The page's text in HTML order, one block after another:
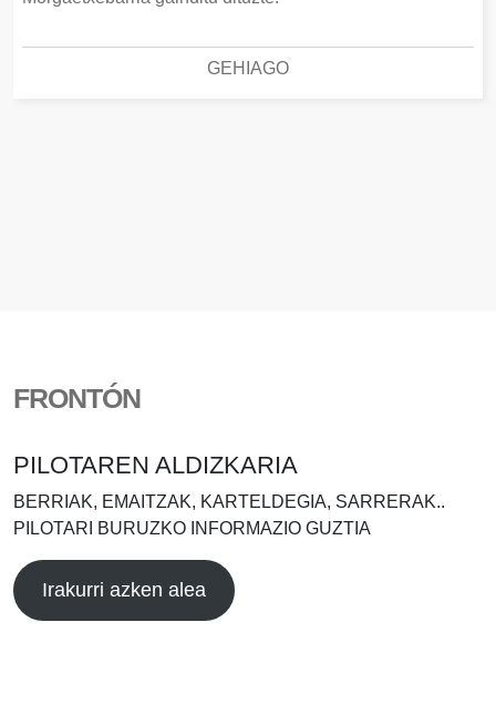
GEHIAGO
FRONTÓN
PILOTAREN ALDIZKARIA
BERRIAK, EMAITZAK, KARTELDEGIA, SARRERAK..
PILOTARI BURUZKO INFORMAZIO GUZTIA
Irakurri azken alea